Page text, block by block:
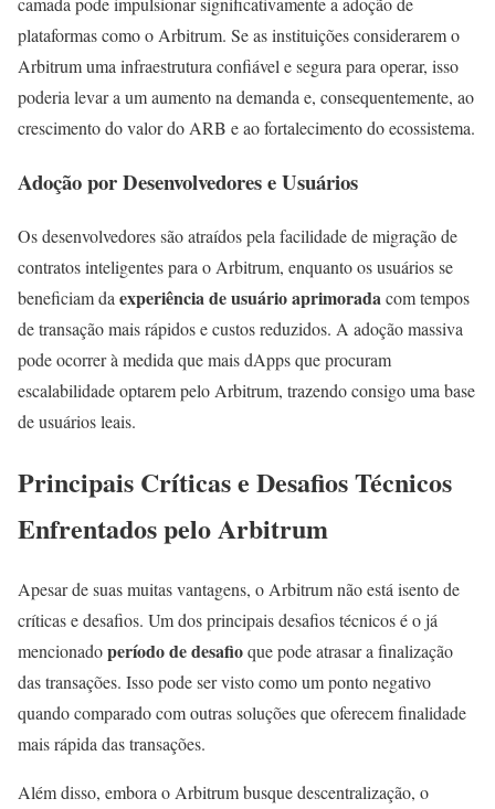
plataformas como o Arbitrum. Se as instituições considerarem o
Arbitrum uma infraestrutura confiável e segura para operar, isso
poderia levar a um aumento na demanda e, consequentemente, ao
crescimento do valor do ARB e ao fortalecimento do ecossistema.
Adoção por Desenvolvedores e Usuários
Os desenvolvedores são atraídos pela facilidade de migração de
contratos inteligentes para o Arbitrum, enquanto os usuários se
beneficiam da experiência de usuário aprimoradacom tempos
de transação mais rápidos e custos reduzidos. A adoção massiva
pode ocorrer à medida que mais dApps que procuram
escalabilidade optarem pelo Arbitrum, trazendo consigo uma base
de usuários leais.
Principais Críticas e Desafios Técnicos
Enfrentados pelo Arbitrum
Apesar de suas muitas vantagens, o Arbitrum não está isento de
críticas e desafios. Um dos principais desafios técnicos é o já
mencionadoperíodo de desafioque pode atrasar a finalização
das transações. Isso pode ser visto como um ponto negativo
quando comparado com outras soluções que oferecem finalidade
mais rápida das transações.
Além disso, embora o Arbitrum busque descentralização, o